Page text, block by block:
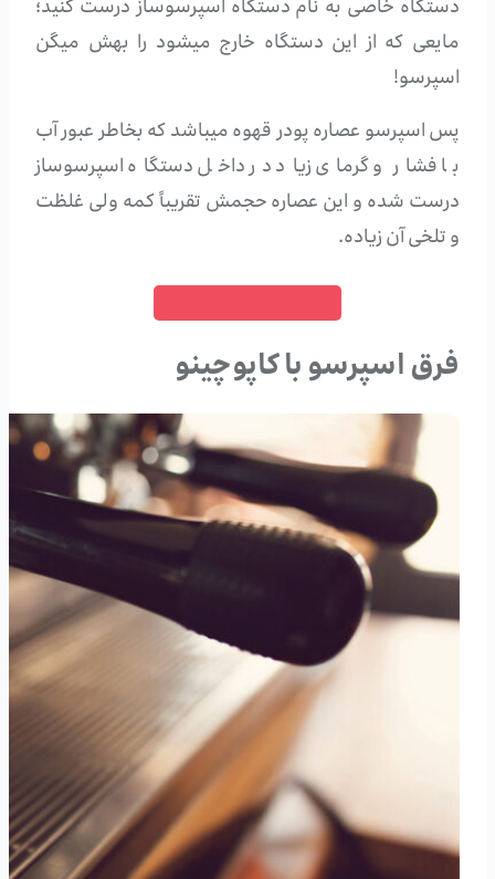
دستگاه خاصی به نام دستگاه اسپرسوساز درست کنید؛
مایعی که از این دستگاه خارج میشود را بهش میگن
اسپرسو!
پس اسپرسو عصاره پودر قهوه میباشد که بخاطر عبور آب
با فشار و گرمای زیاد در داخل دستگاه اسپرسوساز
درست شده و این عصاره حجمش تقریباً کمه ولی غلظت
و تلخی آن زیاده.
فرق اسپرسو با کاپوچینو